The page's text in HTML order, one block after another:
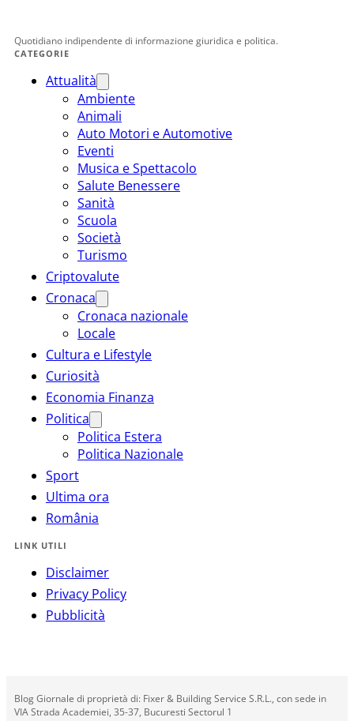
Quotidiano indipendente di informazione giuridica e politica.
CATEGORIE
Attualità
Ambiente
Animali
Auto Motori e Automotive
Eventi
Musica e Spettacolo
Salute Benessere
Sanità
Scuola
Società
Turismo
Criptovalute
Cronaca
Cronaca nazionale
Locale
Cultura e Lifestyle
Curiosità
Economia Finanza
Politica
Politica Estera
Politica Nazionale
Sport
Ultima ora
România
LINK UTILI
Disclaimer
Privacy Policy
Pubblicità
Blog Giornale di proprietà di: Fixer & Building Service S.R.L., con sede in
VIA Strada Academiei, 35-37, Bucuresti Sectorul 1